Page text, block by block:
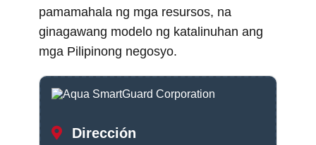
pamamahala ng mga resursos, na
ginagawang modelo ng katalinuhan ang
mga Pilipinong negosyo.
Dirección